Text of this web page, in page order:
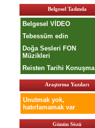
Belgesel Tadında
Belgesel VİDEO
Tebessüm edin
Doğa Sesleri FON
Müzikleri
Reisten Tarihi Konuşma
Araştırma Yazıları
Unutmak yok,
hatırlamamak var
Günün Sözü